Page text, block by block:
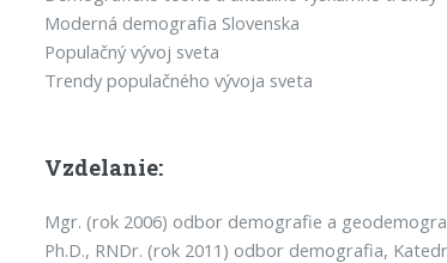
Moderná demografia Slovenska
Populačný vývoj sveta
Trendy populačného vývoja sveta
Vzdelanie:
Mgr. (rok 2006) odbor demografie a
Ph.D., RNDr. (rok 2011) odbor demografia,